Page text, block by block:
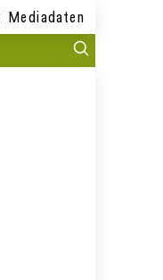
Mediadaten